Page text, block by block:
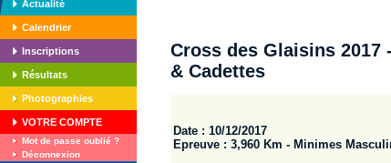
Actualité
Calendrier
Inscriptions
Résultats
Photographies
VOTRE COMPTE
Mot de passe oublié ?
Déconnexion
Cross des Glaisins 2017
& Cadettes
Date : 10/12/2017
Epreuve : 3,960 Km - Minimes